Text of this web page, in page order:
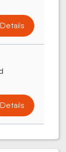
Details
Details